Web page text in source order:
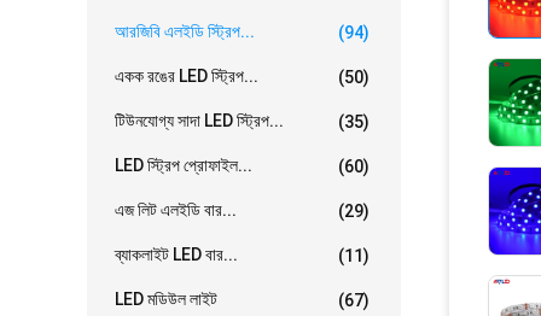
আরজিবি এলইডি স্ট্রিপ... (94)
একক রঙের LED স্ট্রিপ... (50)
টিউনযোগ্য সাদা LED স্ট্রিপ... (35)
LED স্ট্রিপ প্রোফাইল... (60)
এজ লিট এলইডি বার... (29)
ব্যাকলাইট LED বার... (11)
LED মডিউল লাইট (67)